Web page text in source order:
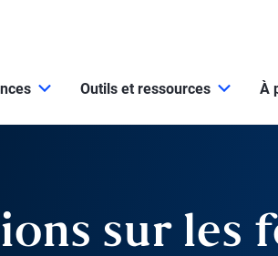
Outils et ressources À
sur les